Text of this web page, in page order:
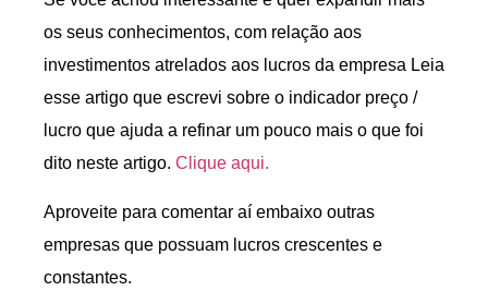
os seus conhecimentos, com relação aos
investimentos atrelados aos lucros da empresa Leia
esse artigo que escrevi sobre o indicador preço /
lucro que ajuda a refinar um pouco mais o que foi
dito neste artigo. Clique aqui.
Aproveite para comentar aí embaixo outras
empresas que possuam lucros crescentes e
constantes.